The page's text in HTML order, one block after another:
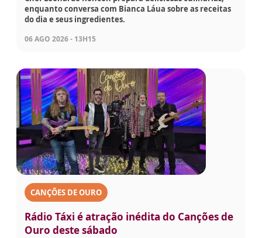
enquanto conversa com Bianca Láua sobre as receitas
do dia e seus ingredientes.
06 AGO 2026 - 13H15
CANÇÕES DE OURO
Rádio Táxi é atração inédita do Canções de
Ouro deste sábado